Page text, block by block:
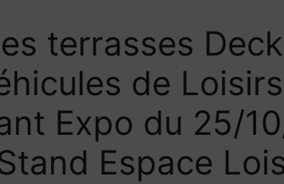
terrasses
de
Expo du 25/
Espace